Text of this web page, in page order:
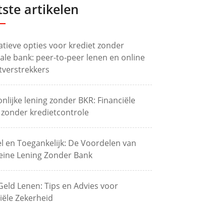
artikelen
opties voor krediet zonder
bank: peer-to-peer lenen en online
lening zonder BKR: Financiële
kredietcontrole
en Toegankelijk: De Voordelen van
Lening Zonder Bank
Lenen: Tips en Advies voor
Zekerheid